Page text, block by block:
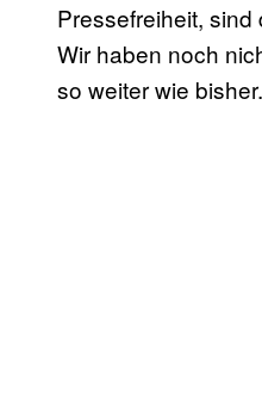
Pressefreiheit,
Wir haben noch
so weiter wie bisher.